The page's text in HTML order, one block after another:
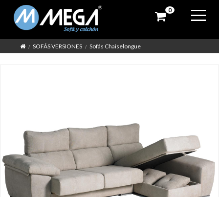
0
SOFÁS VERSIONES Sofás Chaiselongue